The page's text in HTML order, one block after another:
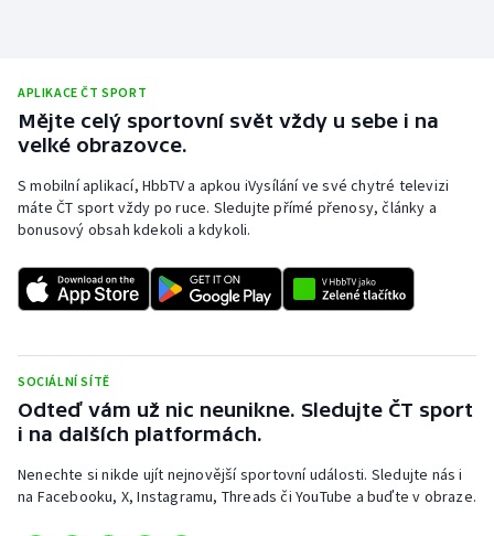
APLIKACE ČT SPORT
Mějte celý sportovní svět vždy u sebe i na
velké obrazovce.
S mobilní aplikací, HbbTV a apkou iVysílání ve své chytré televizi
máte ČT sport vždy po ruce. Sledujte přímé přenosy, články a
bonusový obsah kdekoli a kdykoli.
SOCIÁLNÍ SÍTĚ
Odteď vám už nic neunikne. Sledujte ČT sport
i na dalších platformách.
Nenechte si nikde ujít nejnovější sportovní události. Sledujte nás i
na Facebooku, X, Instagramu, Threads či YouTube a buďte v obraze.